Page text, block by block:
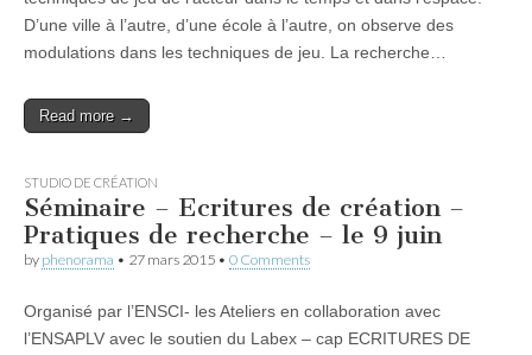
D’une ville à l’autre, d’une école à l’autre, on observe des
modulations dans les techniques de jeu. La recherche…
Read more →
STUDIO DE CRÉATION
Séminaire – Ecritures de création –
Pratiques de recherche – le 9 juin
by phenorama • 27 mars 2015 • 0 Comments
Organisé par l’ENSCI- les Ateliers en collaboration avec
l’ENSAPLV avec le soutien du Labex – cap ECRITURES DE